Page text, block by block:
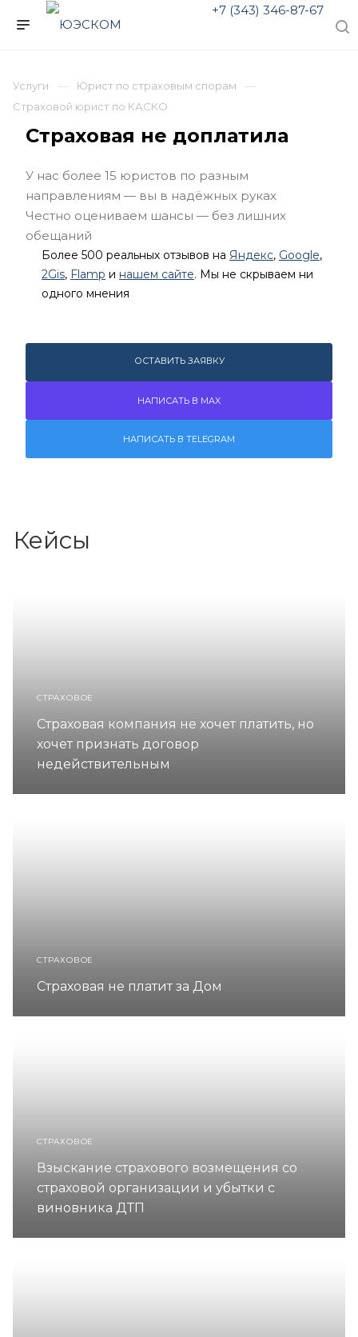
+7 (343) 346-87-67
Услуги
Юрист по страховым спорам
Страховой юрист по КАСКО
Страховая не доплатила
У нас более 15 юристов по разным
направлениям — вы в надёжных руках
Честно оцениваем шансы — без лишних
обещаний
Более 500 реальных отзывов на Яндекс, Google,
2Gis, Flamp и нашем сайте. Мы не скрываем ни
одного мнения
ОСТАВИТЬ ЗАЯВКУ
НАПИСАТЬ В MAX
НАПИСАТЬ В TELEGRAM
Кейсы
СТРАХОВОЕ
Страховая компания не хочет платить, но
хочет признать договор
недействительным
СТРАХОВОЕ
Страховая не платит за Дом
СТРАХОВОЕ
Взыскание страхового возмещения со
страховой организации и убытки с
виновника ДТП